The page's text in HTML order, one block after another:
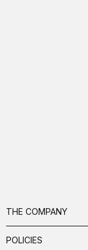
THE COMPANY
POLICIES